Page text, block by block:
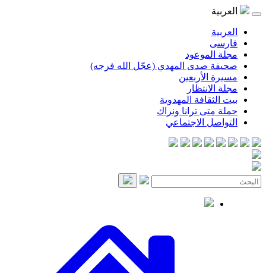
العربية
العربية
فارسی
مجلة الموعود
صحيفة صدى المهدي (عجّل الله فرجه)
مسيرة الأربعين
مجلة الانتظار
بيت الثقافة المهدوية
حملة متى ترانا ونراك
التواصل الاجتماعي